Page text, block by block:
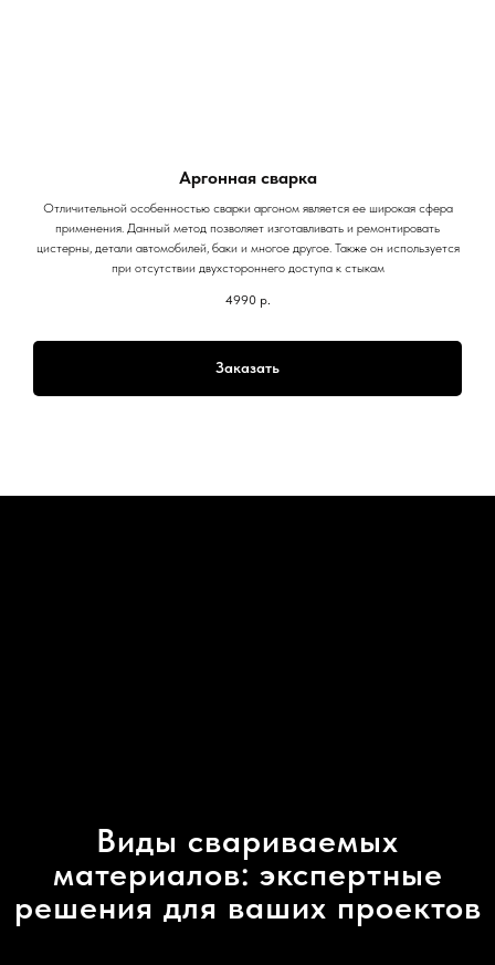
Аргонная сварка
Отличительной особенностью сварки аргоном является ее широкая сфера
применения. Данный метод позволяет изготавливать и ремонтировать
цистерны, детали автомобилей, баки и многое другое. Также он используется
при отсутствии двухстороннего доступа к стыкам
4990 р.
Заказать
Виды свариваемых
материалов: экспертные
решения для ваших проектов